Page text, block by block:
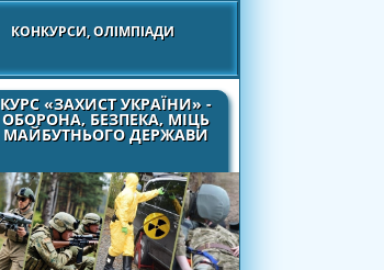
КОНКУРСИ, ОЛІМПІАДИ
КУРС «ЗАХИСТ УКРАЇНИ» -
ОБОРОНА, БЕЗПЕКА, МІЦЬ
МАЙБУТНЬОГО ДЕРЖАВИ